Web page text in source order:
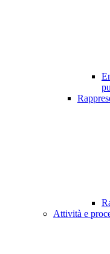
Attività e